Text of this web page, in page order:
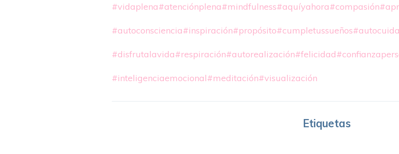
#vidaplena#atenciónplena#mindfulness#aquíyahora#compasión
#autoconsciencia#inspiración#propósito#cumpletussueños
#disfrutalavida#respiración#autorealización#felicidad
#inteligenciaemocional#meditación#visualización
Etiquetas